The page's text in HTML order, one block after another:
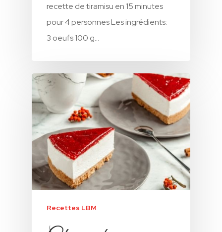
recette de tiramisu en 15 minutes
pour 4 personnes Les ingrédients:
3 oeufs 100 g…
Recettes LBM